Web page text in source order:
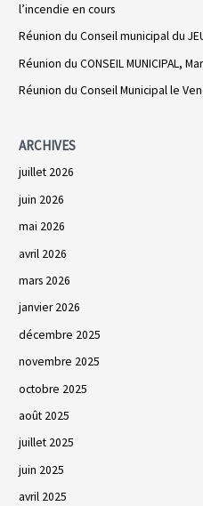
h
e
r
l’incendie en cours
Réunion du Conseil municipal du
Réunion du CONSEIL MUNICIPAL,
Réunion du Conseil Municipal le
ARCHIVES
juillet 2026
juin 2026
mai 2026
avril 2026
mars 2026
janvier 2026
décembre 2025
novembre 2025
octobre 2025
août 2025
juillet 2025
juin 2025
avril 2025